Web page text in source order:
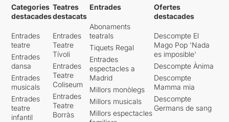
Categories
destacades
Entrades
teatre
Entrades
dansa
Entrades
musicals
Entrades
teatre
infantil
Teatres
destacats
Entrades
Teatre
Tívoli
Entrades
Teatre
Coliseum
Entrades
Teatre
Borràs
Entrades
Abonaments
teatrals
Tiquets Regal
Entrades
espectacles a
Madrid
Millors monòlegs
Millors musicals
Millors espectacles
Ofertes
destacades
Descompte El
Mago Pop 'Nada
es imposible'
Descompte Ànima
Descompte
Mamma mia
Descompte
Germans de sang